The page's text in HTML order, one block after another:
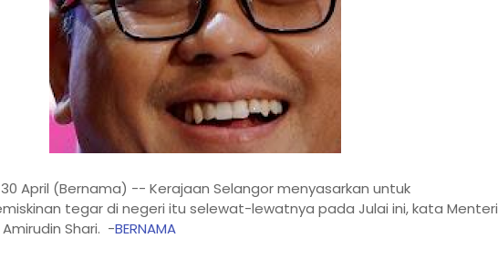
30 April (Bernama) -- Kerajaan Selangor menyasarkan untuk
tegar di negeri itu selewat-lewatnya pada Julai ini, kata Menteri
Shari. -BERNAMA